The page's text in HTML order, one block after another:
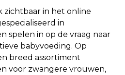
zichtbaar in het online
in
spelen in op de vraag naar
babyvoeding. Op
breed assortiment
voor zwangere vrouwen,